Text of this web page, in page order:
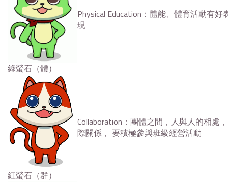
Physical Education：體能、體育活動有好
現
綠螢石（體）
Collaboration：團體之間，人與人的相處
際關係， 要積極參與班級經營活動
紅螢石（群）